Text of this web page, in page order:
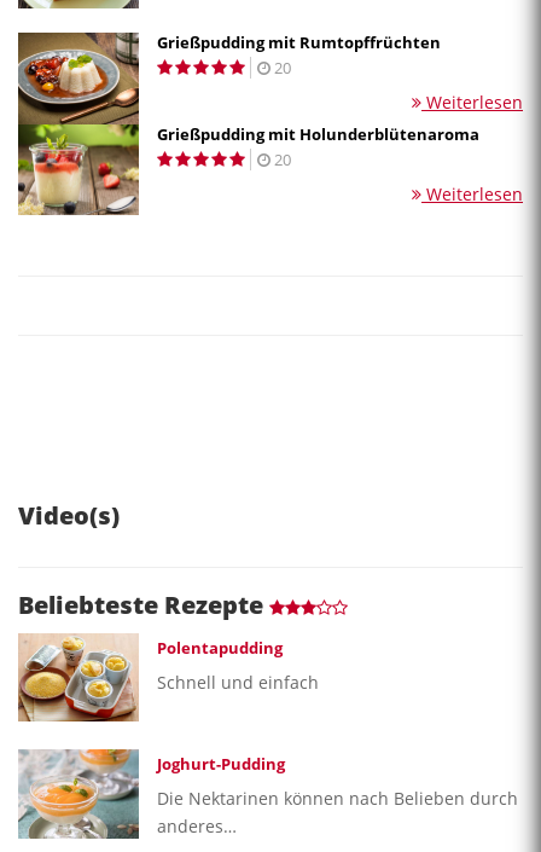
Grießpudding mit Rumtopffrüchten
20
Weiterlesen
Grießpudding mit Holunderblütenaroma
20
Weiterlesen
Video(s)
Beliebteste Rezepte
Polentapudding
Schnell und einfach
Joghurt-Pudding
Die Nektarinen können nach Belieben durch
anderes…